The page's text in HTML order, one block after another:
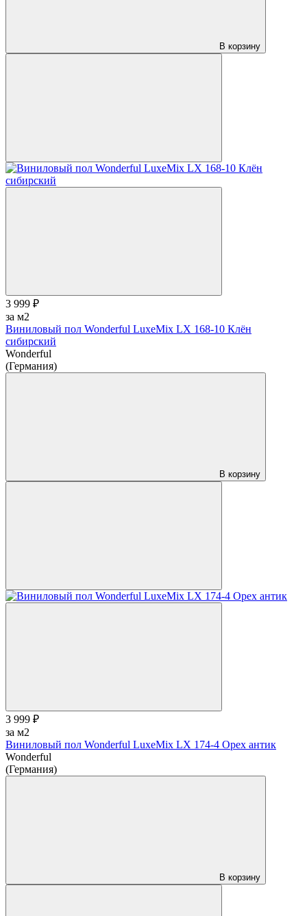
В корзину
3 999 ₽
за м2
Виниловый пол Wonderful LuxeMix LX 168-10 Клён
сибирский
Wonderful
(Германия)
В корзину
3 999 ₽
за м2
Виниловый пол Wonderful LuxeMix LX 174-4 Орех антик
Wonderful
(Германия)
В корзину